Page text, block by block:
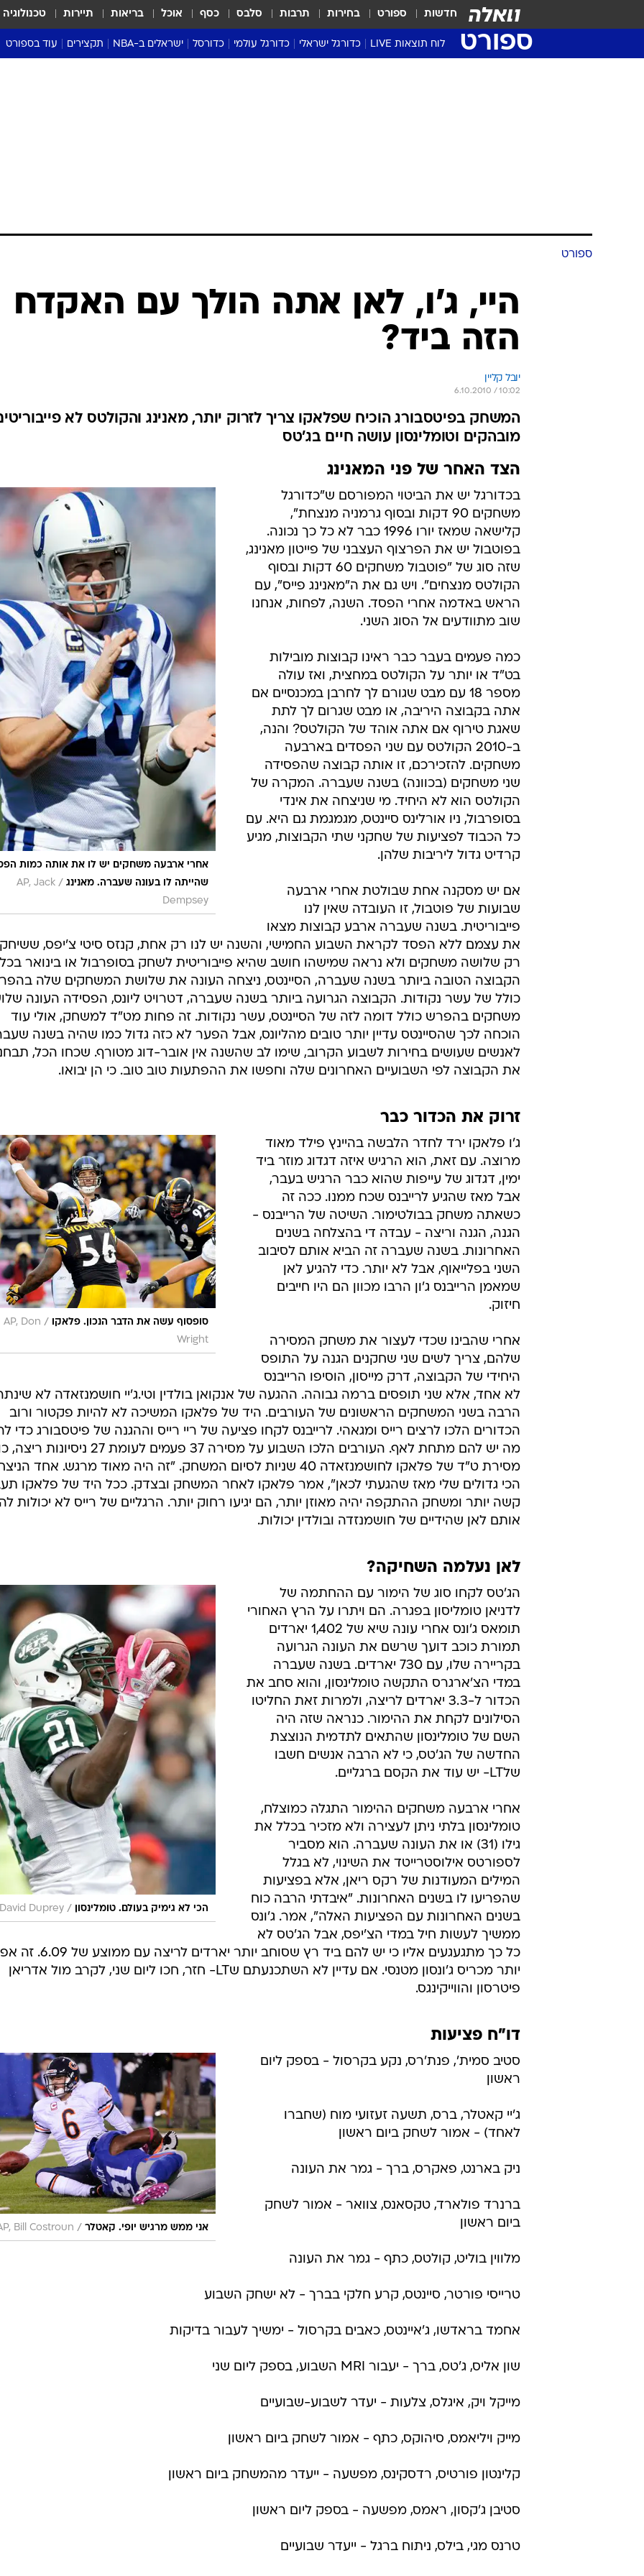
חדשות ספורט בחירות תרבות סלבס כסף אוכל בריאות תיירות טכנולוגיה
ספורט לוח תוצאות LIVE כדורגל ישראלי כדורגל עולמי כדורסל ישראלים ב-NBA תקצירים עוד בספורט
כתבו לנו
ספורט
היי, ג'ו, לאן אתה הולך עם האקדח
הזה ביד?
יובל קליין
6.10.2010 / 10:02
המשחק בפיטסבורג הוכיח שפלאקו צריך לזרוק יותר, מאנינג והקולטס לא
מובהקים וטומלינסון עושה חיים בג'טס
הצד האחר של פני המאנינג
אחרי ארבעה משחקים יש לו את אותה כמות
שהייתה לו בעונה שעברה. מאנינג /
AP, Jack
Dempsey
בכדורגל יש את הביטוי המפורסם ש"כדורגל
משחקים 90 דקות ובסוף גרמניה מנצחת",
קלישאה שמאז יורו 1996 כבר לא כל כך נכונה.
בפוטבול יש את הפרצוף העצבני של פייטון מאנינג,
שזה סוג של "פוטבול משחקים 60 דקות ובסוף
הקולטס מנצחים". ויש גם את ה"מאנינג פייס", עם
הראש באדמה אחרי הפסד. השנה, לפחות, אנחנו
שוב מתוודעים אל הסוג השני.
כמה פעמים בעבר כבר ראינו קבוצות מובילות
בט"ד או יותר על הקולטס במחצית, ואז עולה
מספר 18 עם מבט שגורם לך לחרבן במכנסיים אם
אתה בקבוצה היריבה, או מבט שגרום לך לתת
שאגת טירוף אם אתה אוהד של הקולטס? והנה,
ב-2010 הקולטס עם שני הפסדים בארבעה
משחקים. להזכירכם, זו אותה קבוצה שהפסידה
שני משחקים (בכוונה) בשנה שעברה. המקרה של
הקולטס הוא לא היחיד. מי שניצחה את אינדי
בסופרבול, ניו אורלינס סיינטס, מגמגמת גם היא. עם
כל הכבוד לפציעות של שחקני שתי הקבוצות, מגיע
קרדיט גדול ליריבות שלהן.
אם יש מסקנה אחת שבולטת אחרי ארבעה
שבועות של פוטבול, זו העובדה שאין לנו
פייבוריטית. בשנה שעברה ארבע קבוצות מצאו
את עצמם ללא הפסד לקראת השבוע החמישי, והשנה יש לנו רק אחת, קנזס סיטי צ'יפס,
רק שלושה משחקים ולא נראה שמישהו חושב שהיא פייבוריטית לשחק בסופרבול או בינואר
הקבוצה הטובה ביותר בשנה שעברה, הסיינטס, ניצחה העונה את שלושת המשחקים שלה
כולל של עשר נקודות. הקבוצה הגרועה ביותר בשנה שעברה, דטרויט ליונס, הפסידה העונה
משחקים בהפרש כולל דומה לזה של הסיינטס, עשר נקודות. זה פחות מט"ד למשחק, אולי עוד
הוכחה לכך שהסיינטס עדיין יותר טובים מהליונס, אבל הפער לא כזה גדול כמו שהיה בשנה
לאנשים שעושים בחירות לשבוע הקרוב, שימו לב שהשנה אין אובר-דוג מטורף. שכחו הכל,
את הקבוצה לפי השבועיים האחרונים שלה וחפשו את ההפתעות טוב טוב. כי הן יבואו.
זרוק את הכדור כבר
סופסוף עשה את הדבר הנכון. פלאקו /
AP, Don
Wright
ג'ו פלאקו ירד לחדר הלבשה בהיינץ פילד מאוד
מרוצה. עם זאת, הוא הרגיש איזה דגדוג מוזר ביד
ימין, דגדוג של עייפות שהוא כבר הרגיש בעבר,
אבל מאז שהגיע לרייבנס שכח ממנו. ככה זה
כשאתה משחק בבולטימור. השיטה של הרייבנס -
הגנה, הגנה וריצה - עבדה די בהצלחה בשנים
האחרונות. בשנה שעברה זה הביא אותם לסיבוב
השני בפלייאוף, אבל לא יותר. כדי להגיע לאן
שמאמן הרייבנס ג'ון הרבו מכוון הם היו חייבים
חיזוק.
אחרי שהבינו שכדי לעצור את משחק המסירה
שלהם, צריך לשים שני שחקנים הגנה על התופס
היחידי של הקבוצה, דרק מייסון, הוסיפו הרייבנס
לא אחד, אלא שני תופסים ברמה גבוהה. ההגעה של אנקואן בולדין וטי.ג'יי חושמנזאדה לא
הרבה בשני המשחקים הראשונים של העורבים. היד של פלאקו המשיכה לא להיות פקטור ורוב
הכדורים הלכו לרצים רייס ומגאהי. לרייבנס לקחו פציעה של ריי רייס וההגנה של פיטסבורג כדי
מה יש להם מתחת לאף. העורבים הלכו השבוע על מסירה 37 פעמים לעומת 27
מסירת ט"ד של פלאקו לחושמנזאדה 40 שניות לסיום המשחק. "זה היה מאוד מרגש. אחד
הכי גדולים שלי מאז שהגעתי לכאן", אמר פלאקו לאחר המשחק ובצדק. ככל היד של פלאקו
קשה יותר ומשחק ההתקפה יהיה מאוזן יותר, הם יגיעו רחוק יותר. הרגליים של רייס לא יכולות
אותם לאן שהידיים של חושמנזדה ובולדין יכולות.
לאן נעלמה השחיקה?
הכי לא גימיק בעולם. טומלינסון /
Duprey
הג'טס לקחו סוג של הימור עם ההחתמה של
לדניאן טומליסון בפגרה. הם ויתרו על הרץ האחורי
תומאס ג'ונס אחרי עונה שיא של 1,402 יארדים
תמורת כוכב דועך שרשם את העונה הגרועה
בקריירה שלו, עם 730 יארדים. בשנה שעברה
במדי הצ'ארגרס התקשה טומלינסון, והוא סחב את
הכדור ל-3.3 יארדים לריצה, ולמרות זאת החליטו
הסילונים לקחת את ההימור. כנראה שזה היה
השם של טומלינסון שהתאים לתדמית הנוצצת
החדשה של הג'טס, כי לא הרבה אנשים חשבו
שלLT- יש עוד את הקסם ברגליים.
אחרי ארבעה משחקים ההימור התגלה כמוצלח,
טומלינסון בלתי ניתן לעצירה ולא מזכיר בכלל את
גילו (31) או את העונה שעברה. הוא מסביר
לספורטס אילוסטרייטד את השינוי, לא בגלל
המילים המעודנות של רקס ריאן, אלא בפציעות
שהפריעו לו בשנים האחרונות. "איבדתי הרבה כוח
בשנים האחרונות עם הפציעות האלה", אמר. ג'ונס
ממשיך לעשות חיל במדי הצ'יפס, אבל הג'טס לא
כל כך מתגעגעים אליו כי יש להם ביד רץ שסוחב יותר יארדים לריצה
יותר מכריס ג'ונסון מטנסי. אם עדיין לא השתכנעתם שLT- חזר, חכו ליום שני, לקרב מול אדריאן
פיטרסון והווייקינגס.
דו"ח פציעות
אני ממש מרגיש יופי. קאטלר /
Bill Costroun
סטיב סמית', פנת'רס, נקע בקרסול - בספק ליום
ראשון
ג'יי קאטלר, ברס, תשעה זעזועי מוח (שחברו
לאחד) - אמור לשחק ביום ראשון
ניק בארנט, פאקרס, ברך - גמר את העונה
ברנרד פולארד, טקסאנס, צוואר - אמור לשחק
ביום ראשון
מלווין בוליט, קולטס, כתף - גמר את העונה
טרייסי פורטר, סיינטס, קרע חלקי בברך - לא ישחק השבוע
אחמד בראדשו, ג'איינטס, כאבים בקרסול - ימשיך לעבור בדיקות
שון אליס, ג'טס, ברך - יעבור MRI השבוע, בספק ליום שני
מייקל ויק, איגלס, צלעות - יעדר לשבוע-שבועיים
מייק ויליאמס, סיהוקס, כתף - אמור לשחק ביום ראשון
קלינטון פורטיס, רדסקינס, מפשעה - ייעדר מהמשחק ביום ראשון
סטיבן ג'קסון, ראמס, מפשעה - בספק ליום ראשון
טרנס מגי, בילס, ניתוח ברגל - ייעדר שבועיים